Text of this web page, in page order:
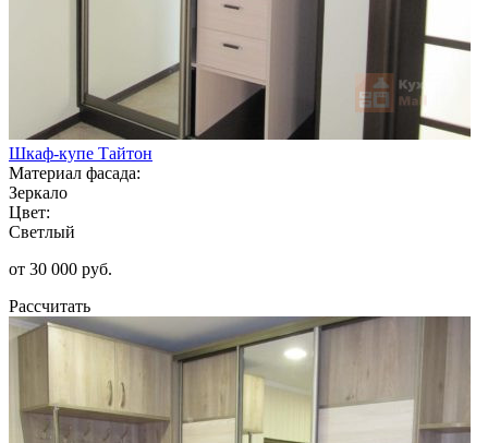
Шкаф-купе Тайтон
Материал фасада:
Зеркало
Цвет:
Светлый
от 30 000 руб.
Рассчитать